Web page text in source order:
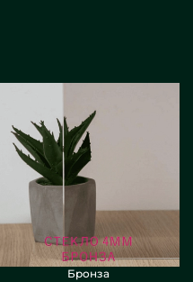
Бронза